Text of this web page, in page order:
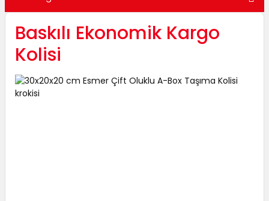
Baskılı Ekonomik Kargo
Kolisi